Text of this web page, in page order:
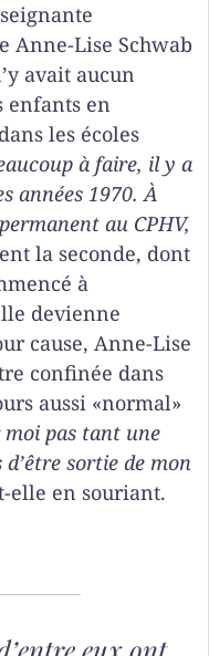
Anne-Lise Schwab
avait aucun
enfants en
dans les écoles
à faire, il y a
années 1970.À
au CPHV,
la seconde, dont
à
devienne
cause, Anne-Lise
confinée dans
aussi «normal»
moi pas tant une
sortie de mon
elle en souriant.